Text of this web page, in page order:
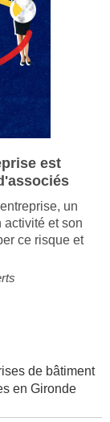
est
un
activité et son
ce risque et
de bâtiment